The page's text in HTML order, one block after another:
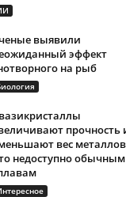
выявили
эффект
на рыб
прочность
вес
недоступно обычным